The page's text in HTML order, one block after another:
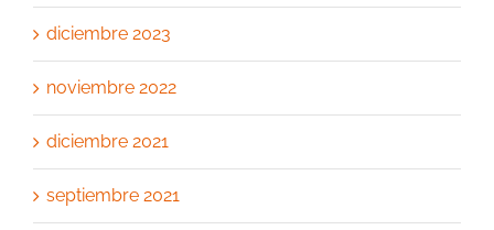
diciembre 2023
noviembre 2022
diciembre 2021
septiembre 2021